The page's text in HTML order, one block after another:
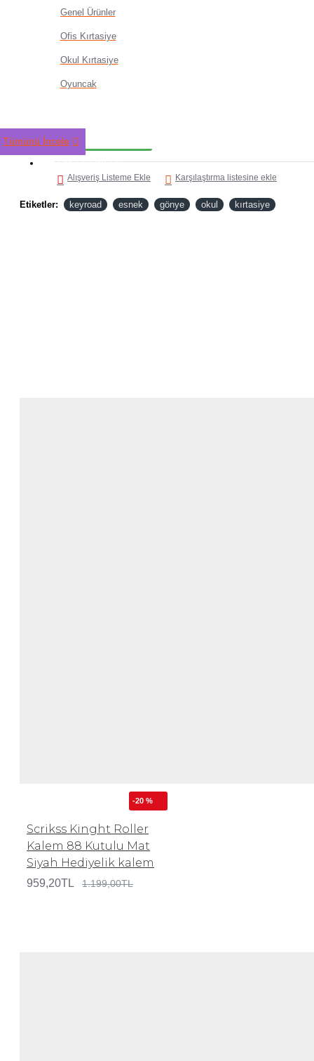
Genel Ürünler
Ofis Kırtasiye
Okul Kırtasiye
Oyuncak
Tümünü İncele
TÜM ÜRÜNLER
SEPETE EKLE
Alışveriş Listeme Ekle Karşılaştırma listesine ekle
Etiketler: keyroad esnek gönye okul kırtasiye
-20 %
Scrikss Kinght Roller
Kalem 88 Kutulu Mat
Siyah Hediyelik kalem
959,20TL 1.199,00TL